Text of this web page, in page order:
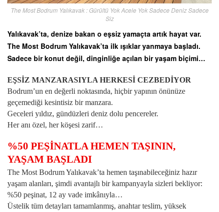
The Most Bodrum Yalıkavak : Gürültü Yok Acele Yok Sadece Deniz Sadece
Siz
Yalıkavak’ta, denize bakan o eşsiz yamaçta artık hayat var.
The Most Bodrum Yalıkavak’ta ilk ışıklar yanmaya başladı.
Sadece bir konut değil, dinginliğe açılan bir yaşam biçimi…
EŞSİZ MANZARASIYLA HERKESİ CEZBEDİYOR
Bodrum’un en değerli noktasında, hiçbir yapının önünüze
geçemediği kesintisiz bir manzara.
Geceleri yıldız, gündüzleri deniz dolu pencereler.
Her anı özel, her köşesi zarif…
%50 PEŞİNATLA HEMEN TAŞININ,
YAŞAM BAŞLADI
The Most Bodrum Yalıkavak’ta hemen taşınabileceğiniz hazır
yaşam alanları, şimdi avantajlı bir kampanyayla sizleri bekliyor:
%50 peşinat, 12 ay vade imkânıyla…
Üstelik tüm detayları tamamlanmış, anahtar teslim, yüksek